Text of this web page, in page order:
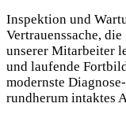
Inspektion und
Vertrauenssache,
unserer Mitarbeiter
und laufende
modernste
rundherum intaktes